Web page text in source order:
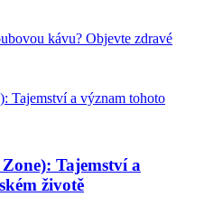
kávu? Objevte zdravé
Tajemství a
životě